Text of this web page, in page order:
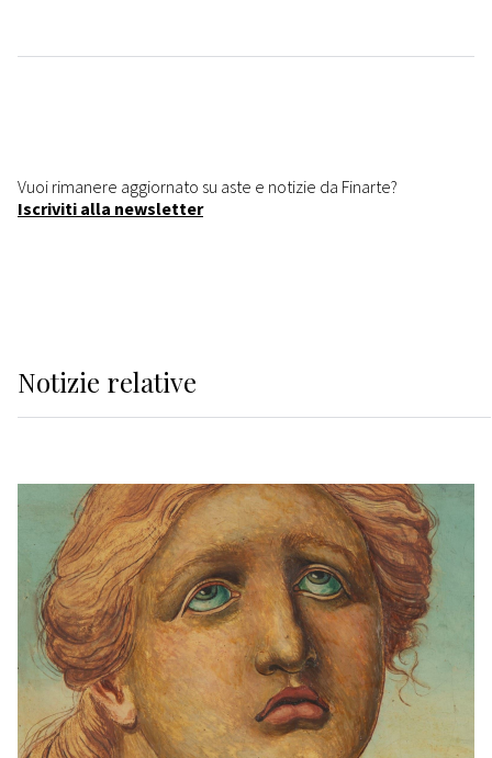
Vuoi rimanere aggiornato su aste e notizie da Finarte?
Iscriviti alla newsletter
Notizie relative